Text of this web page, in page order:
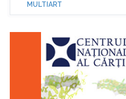
MULTIART